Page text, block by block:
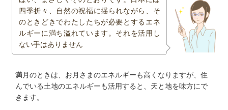
四季折々、自然の祝福に揺られながら、そ
のときどきでわたしたちが必要とするエネ
ルギーに満ち溢れています。それを活用し
ない手はありません
満月のときは、お月さまのエネルギーも高くなりますが、住
んでいる土地のエネルギーも活用すると、天と地を味方にで
きます。